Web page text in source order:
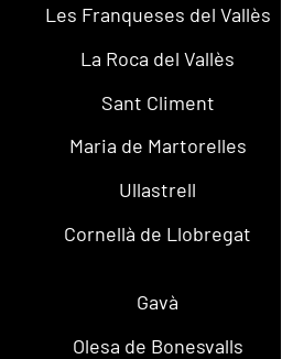
Les Franqueses del Vallès
La Roca del Vallès
Sant Climent
Maria de Martorelles
Ullastrell
Cornellà de Llobregat
Gavà
Olesa de Bonesvalls